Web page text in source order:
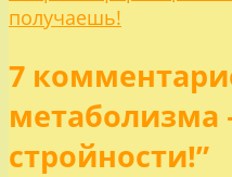
по
записям
получаешь!
7
метаболизма
стройности!”